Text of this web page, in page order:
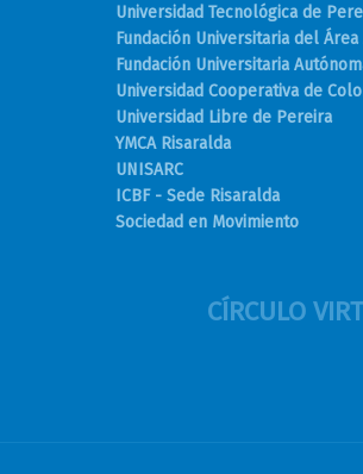
Universidad Tecnológica de
Fundación Universitaria del Área
Fundación Universitaria
Universidad Cooperativa de
Universidad Libre de Pereira
YMCA Risaralda
UNISARC
ICBF - Sede Risaralda
Sociedad en Movimiento
CÍRCULO